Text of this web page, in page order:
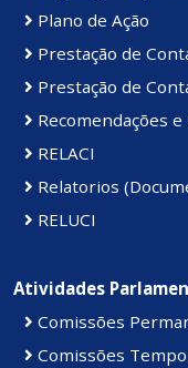
Plano de Ação
Prestação de
Prestação de
Recomendações
RELACI
Relatorios
RELUCI
Atividades
Comissões
Comissões